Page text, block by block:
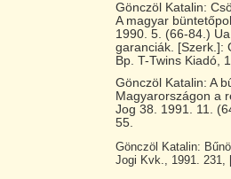
Gönczöl Katalin:
A magyar
1990. 5. (66-84.)
garanciák. [Szerk.]:
Bp. T-Twins Kiadó,
Gönczöl Katalin: A
Magyarországon a
Jog 38. 1991. 11.
55.
Gönczöl Katalin:
Jogi Kvk., 1991. 231,